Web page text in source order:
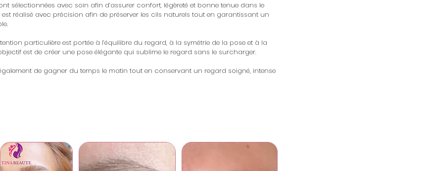
sélectionnées avec soin afin d’assurer confort, légèreté et bonne tenue dans le
réalisé avec précision afin de préserver les cils naturels tout en garantissant un
particulière est portée à l’équilibre du regard, à la symétrie de la pose et à la
est de créer une pose élégante qui sublime le regard sans le surcharger.
de gagner du temps le matin tout en conservant un regard soigné, intense